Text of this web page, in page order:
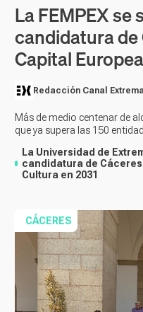
La FEMPEX se
candidatura
Capital
Redacción Canal
Más de medio centenar de
que ya supera las 150
La Universidad de
candidatura de
Cultura en 2031
CÁCERES